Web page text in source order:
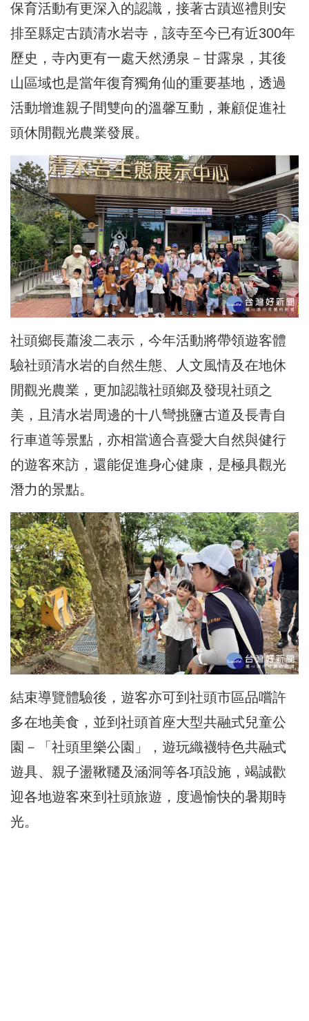
保育活動有更深入的認識，接著古蹟巡禮則安
排至縣定古蹟清水岩寺，該寺至今已有近300年
歷史，寺內更有一處天然湧泉－甘露泉，其後
山區域也是當年復育獨角仙的重要基地，透過
活動增進親子間雙向的溫馨互動，兼顧促進社
頭休閒觀光農業發展。
社頭鄉長蕭浚二表示，今年活動將帶領遊客體
驗社頭清水岩的自然生態、人文風情及在地休
閒觀光農業，更加認識社頭鄉及發現社頭之
美，且清水岩周邊的十八彎挑鹽古道及長青自
行車道等景點，亦相當適合喜愛大自然與健行
的遊客來訪，還能促進身心健康，是極具觀光
潛力的景點。
結束導覽體驗後，遊客亦可到社頭市區品嚐許
多在地美食，並到社頭首座大型共融式兒童公
園－「社頭里樂公園」，遊玩織襪特色共融式
遊具、親子盪鞦韆及涵洞等各項設施，竭誠歡
迎各地遊客來到社頭旅遊，度過愉快的暑期時
光。